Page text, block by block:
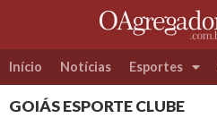
Início Notícias Esportes
Futebol
GOIÁS ESPORTE CLUBE